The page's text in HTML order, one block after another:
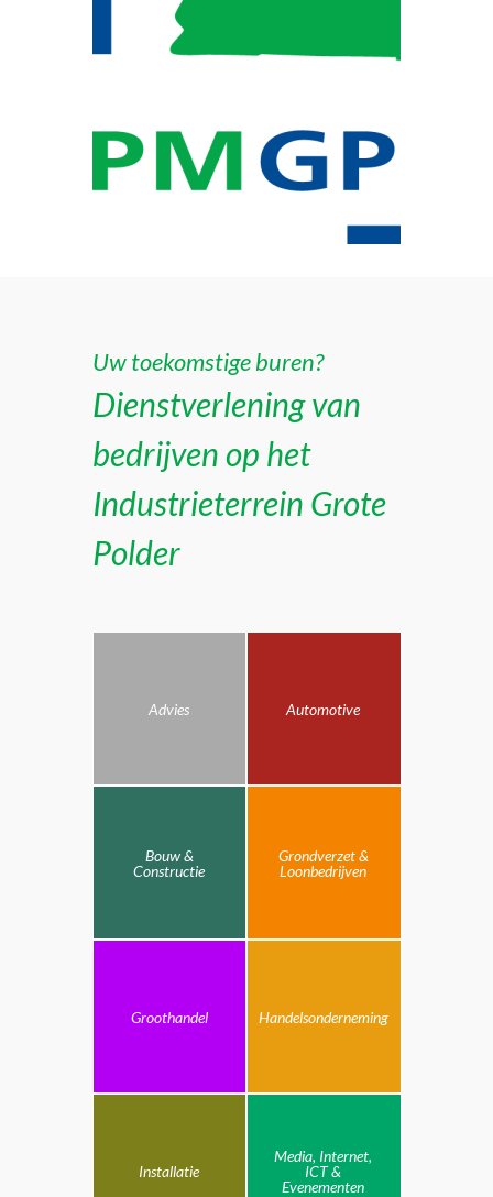
Uw toekomstige buren?
Dienstverlening van
bedrijven op het
Industrieterrein Grote
Polder
Advies Automotive
Bouw &
Constructie
Grondverzet &
Loonbedrijven
Groothandel Handelsonderneming
Installatie
Media, Internet,
ICT &
Evenementen